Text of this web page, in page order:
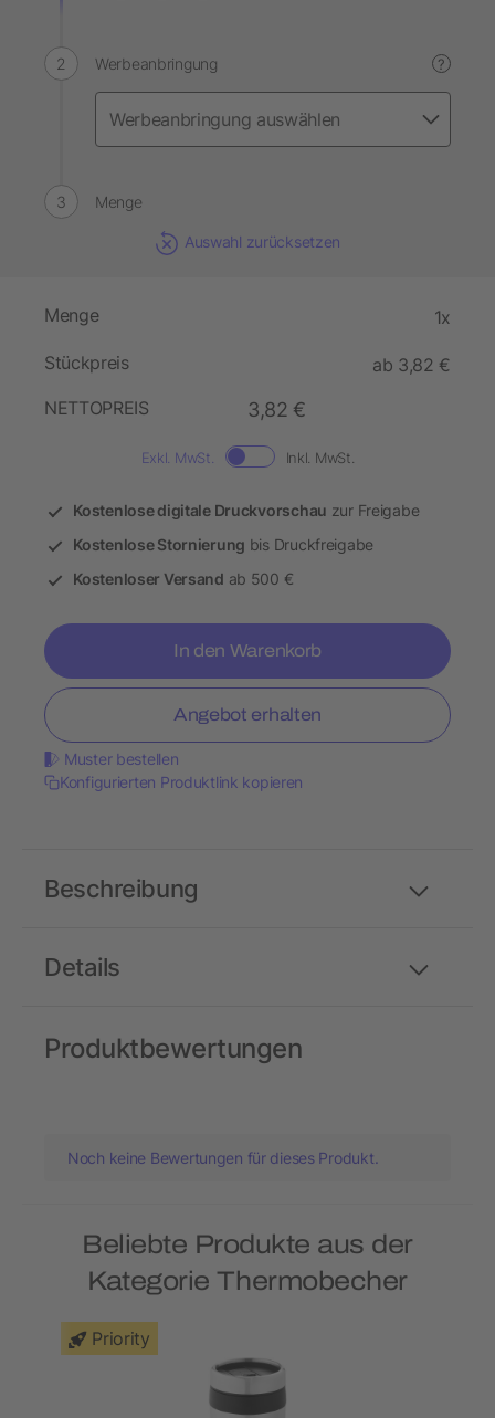
Werbeanbringung ?
Menge
Auswahl zurücksetzen
Menge 1x
Stückpreis
ab 3,82 €
NETTOPREIS
3,82 €
Exkl. MwSt. Inkl. MwSt.
Kostenlose digitale Druckvorschau zur Freigabe
Kostenlose Stornierung bis Druckfreigabe
Kostenloser Versand ab 500 €
In den Warenkorb
Angebot erhalten
Muster bestellen
Konfigurierten Produktlink kopieren
Details
Beschreibung
Produktbewertungen
Noch keine Bewertungen für dieses Produkt.
Beliebte Produkte aus der
Kategorie Thermobecher
Priority